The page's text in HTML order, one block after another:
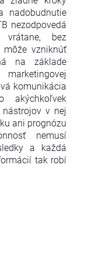
nadobudnutie
nezodpovedá
bez
môže vzniknúť
na základe
komunikácia
akýchkoľvek
v nej
ani prognózu
nemusí
a každá
tak robí